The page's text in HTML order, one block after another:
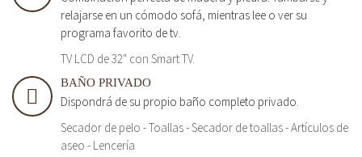
relajarse en un cómodo sofá, mientras lee o ver su
programa favorito de tv.
TV LCD de 32" con Smart TV.
BAÑO PRIVADO
Dispondrá de su propio baño completo privado.
Secador de pelo - Toallas - Secador de toallas - Artículos de
aseo - Lencería